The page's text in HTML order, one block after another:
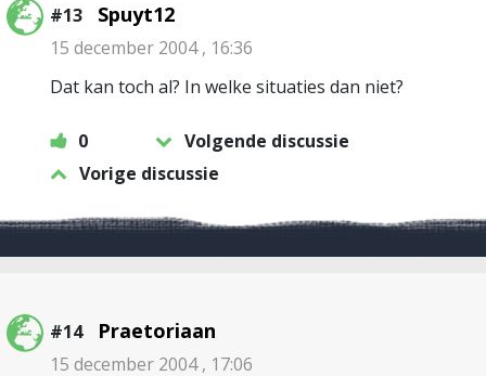
#13 Spuyt12
15 december 2004 , 16:36
Dat kan toch al? In welke situaties dan niet?
0
Volgende discussie
Vorige discussie
#14 Praetoriaan
15 december 2004 , 17:06